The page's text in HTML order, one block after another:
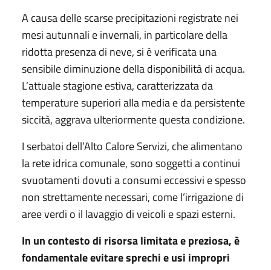
A causa delle scarse precipitazioni registrate nei
mesi autunnali e invernali, in particolare della
ridotta presenza di neve, si è verificata una
sensibile diminuzione della disponibilità di acqua.
L’attuale stagione estiva, caratterizzata da
temperature superiori alla media e da persistente
siccità, aggrava ulteriormente questa condizione.
I serbatoi dell’Alto Calore Servizi, che alimentano
la rete idrica comunale, sono soggetti a continui
svuotamenti dovuti a consumi eccessivi e spesso
non strettamente necessari, come l’irrigazione di
aree verdi o il lavaggio di veicoli e spazi esterni.
In un contesto di risorsa limitata e preziosa, è
fondamentale evitare sprechi e usi impropri